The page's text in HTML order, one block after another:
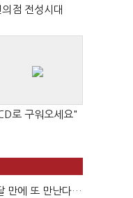
의점 전성시대
로 구워오세요"
만에 또 만난다…